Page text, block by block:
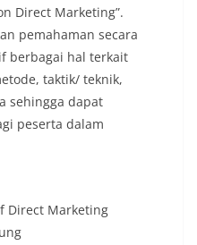
Direct Marketing”.
pemahaman secara
berbagai hal terkait
taktik/ teknik,
sehingga dapat
peserta dalam
Direct Marketing